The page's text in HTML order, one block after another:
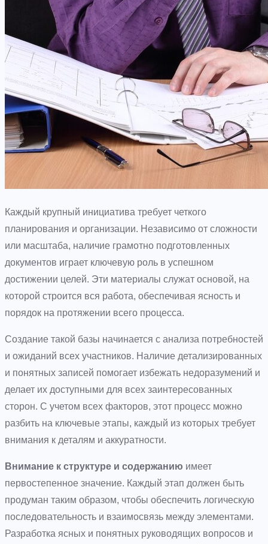
Каждый крупный инициатива требует четкого
планирования и организации. Независимо от сложности
или масштаба, наличие грамотно подготовленных
документов играет ключевую роль в успешном
достижении целей. Эти материалы служат основой, на
которой строится вся работа, обеспечивая ясность и
порядок на протяжении всего процесса.
Создание такой базы начинается с анализа потребностей
и ожиданий всех участников. Наличие детализированных
и понятных записей помогает избежать недоразумений и
делает их доступными для всех заинтересованных
сторон. С учетом всех факторов, этот процесс можно
разбить на ключевые этапы, каждый из которых требует
внимания к деталям и аккуратности.
Внимание к структуре и содержанию имеет
первостепенное значение. Каждый этап должен быть
продуман таким образом, чтобы обеспечить логическую
последовательность и взаимосвязь между элементами.
Разработка ясных и понятных руководящих вопросов и